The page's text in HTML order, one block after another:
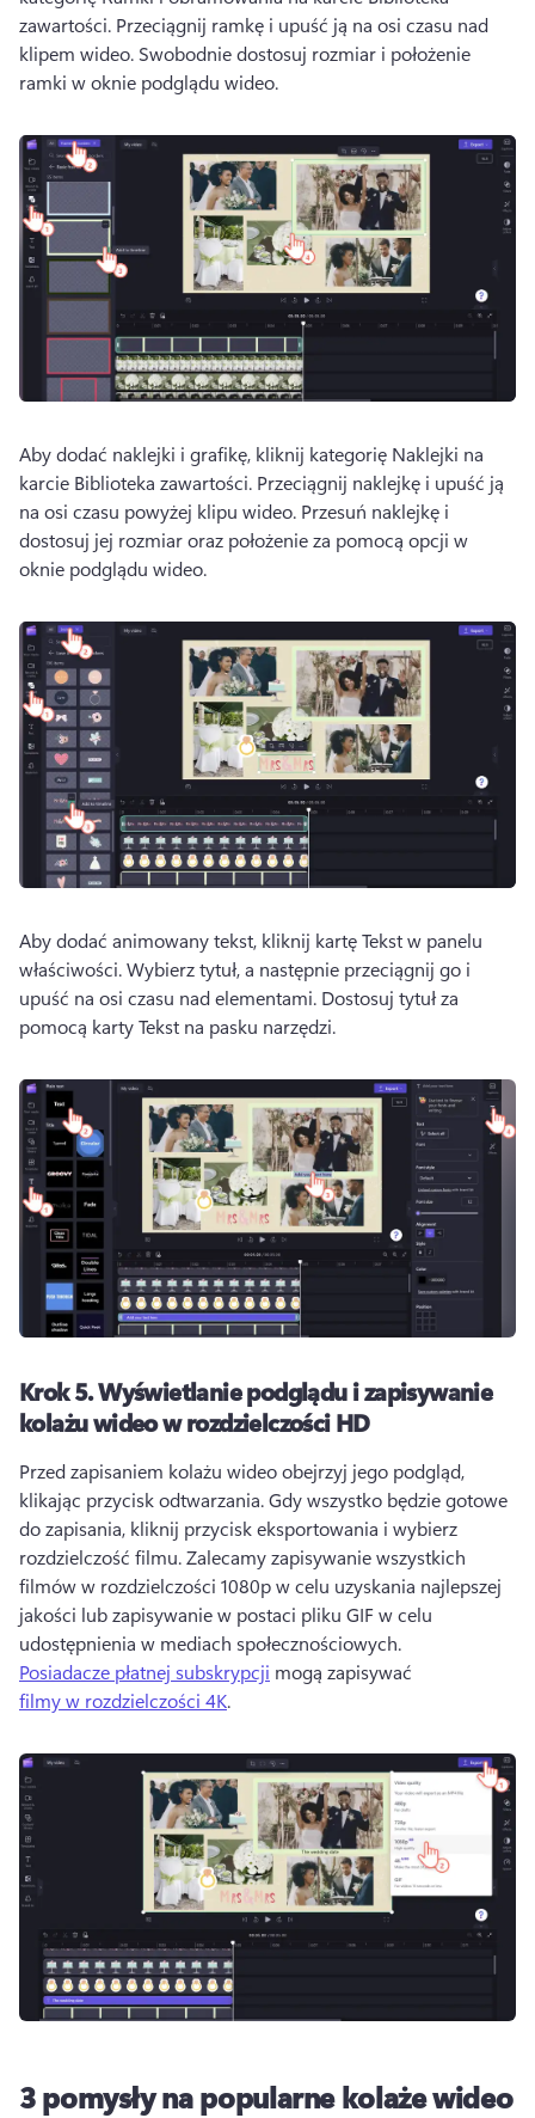
zawartości. Przeciągnij ramkę i upuść ją na osi czasu nad
klipem wideo. Swobodnie dostosuj rozmiar i położenie
ramki w oknie podglądu wideo.
Aby dodać naklejki i grafikę, kliknij kategorię Naklejki na
karcie Biblioteka zawartości. Przeciągnij naklejkę i upuść ją
na osi czasu powyżej klipu wideo. Przesuń naklejkę i
dostosuj jej rozmiar oraz położenie za pomocą opcji w
oknie podglądu wideo.
Aby dodać animowany tekst, kliknij kartę Tekst w panelu
właściwości. Wybierz tytuł, a następnie przeciągnij go i
upuść na osi czasu nad elementami. Dostosuj tytuł za
pomocą karty Tekst na pasku narzędzi.
Krok 5.Wyświetlanie podglądu i zapisywanie
kolażu wideo w rozdzielczości HD
Przed zapisaniem kolażu wideo obejrzyj jego podgląd,
klikając przycisk odtwarzania. Gdy wszystko będzie gotowe
do zapisania, kliknij przycisk eksportowania i wybierz
rozdzielczość filmu. Zalecamy zapisywanie wszystkich
filmów w rozdzielczości 1080p w celu uzyskania najlepszej
jakości lub zapisywanie w postaci pliku GIF w celu
udostępnienia w mediach społecznościowych.
Posiadacze płatnej subskrypcji mogą zapisywać
filmy w rozdzielczości 4K.
3 pomysły na popularne kolaże wideo